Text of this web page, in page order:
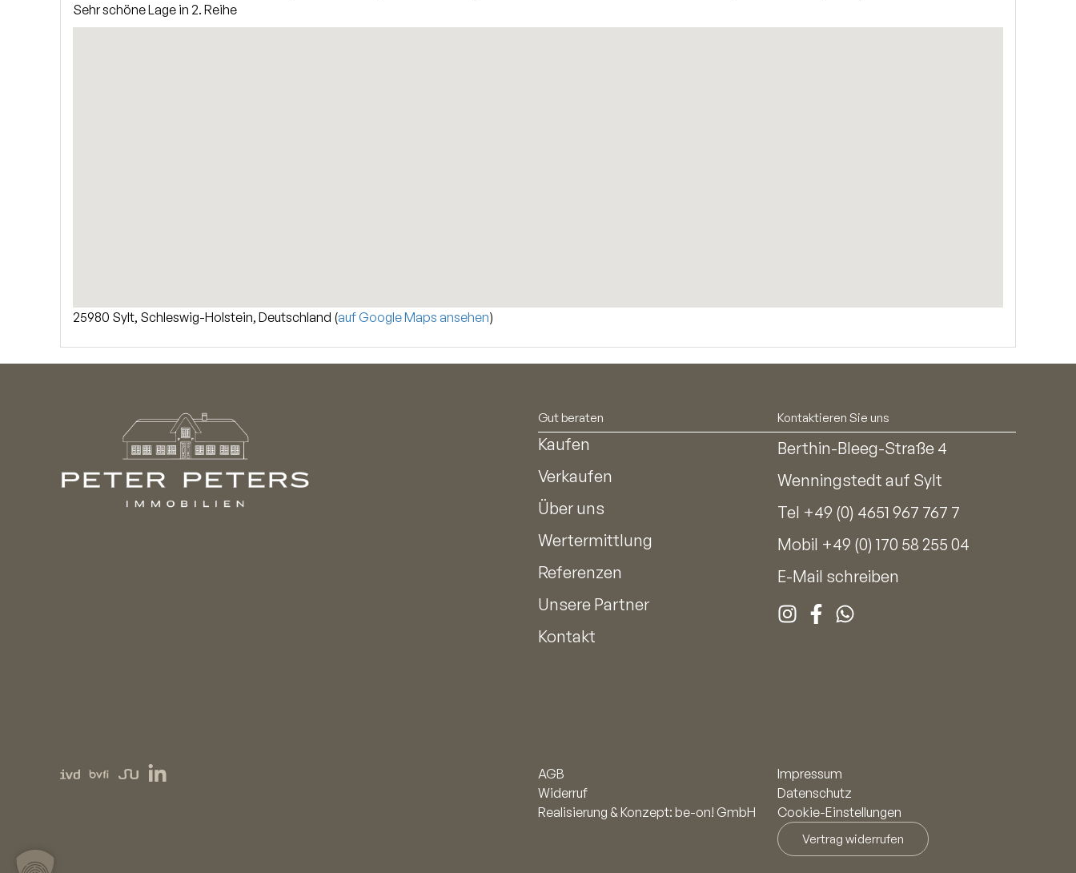
Sehr schöne Lage in 2. Reihe
25980 Sylt, Schleswig-Holstein, Deutschland (auf Google Maps ansehen)
Gut beraten
Kaufen
Verkaufen
Über uns
Wertermittlung
Referenzen
Unsere Partner
Kontakt
Kontaktieren Sie uns
Berthin-Bleeg-Straße 4
Wenningstedt auf Sylt
Tel +49 (0) 4651 967 767 7
Mobil +49 (0) 170 58 255 04
E-Mail schreiben
AGB
Widerruf
Realisierung & Konzept: be-on! GmbH
Impressum
Datenschutz
Cookie-Einstellungen
Vertrag widerrufen